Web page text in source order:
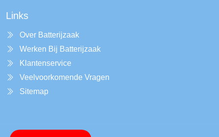
Links
Over Batterijzaak
Werken Bij Batterijzaak
Klantenservice
Veelvoorkomende Vragen
Sitemap